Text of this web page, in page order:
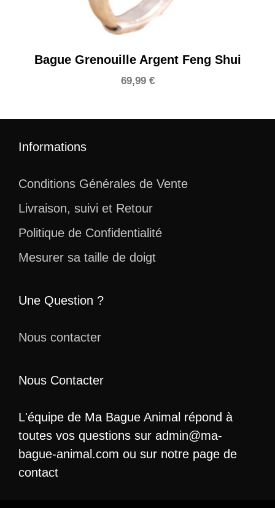
Bague Grenouille Argent Feng Shui
69,99 €
Informations
Conditions Générales de Vente
Livraison, suivi et Retour
Politique de Confidentialité
Mesurer sa taille de doigt
Une Question ?
Nous contacter
Nous Contacter
L'équipe de Ma Bague Animal répond à
toutes vos questions sur admin@ma-
bague-animal.com ou sur notre page de
contact